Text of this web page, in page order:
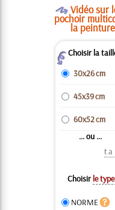
O Vidéo sur
pochoir
la
ZChoisir la
30x26 cm
45x39 cm
60x52 cm
... ou ...
ta
Choisir le
NORME